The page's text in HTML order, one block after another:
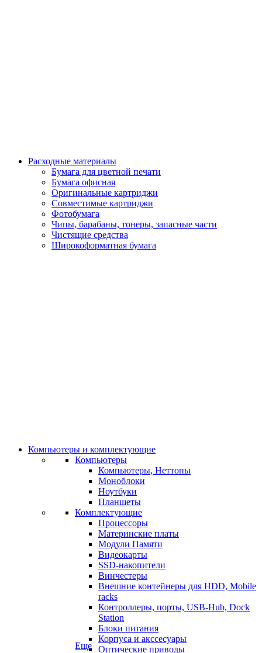
Расходные материалы
Бумага для цветной печати
Бумага офисная
Оригинальные картриджи
Совместимые картриджи
Фотобумага
Чипы, барабаны, тонеры, запасные части
Чистящие средства
Широкоформатная бумага
Компьютеры и комплектующие
Компьютеры
Компьютеры, Неттопы
Моноблоки
Ноутбуки
Планшеты
Комплектующие
Процессоры
Материнские платы
Модули Памяти
Видеокарты
SSD-накопители
Винчестеры
Внешние контейнеры для HDD, Mobile
racks
Контроллеры, порты, USB-Hub, Dock
Station
Блоки питания
Корпуса и акссесуары
Оптические приводы
Еще